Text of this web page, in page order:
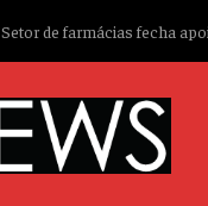
Setor de farmácias fecha